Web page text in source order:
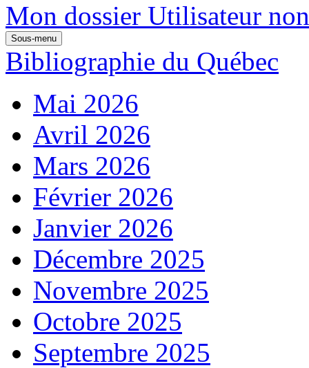
Mon dossier Utilisateur
Sous-menu
Bibliographie du Québec
Mai 2026
Avril 2026
Mars 2026
Février 2026
Janvier 2026
Décembre 2025
Novembre 2025
Octobre 2025
Septembre 2025